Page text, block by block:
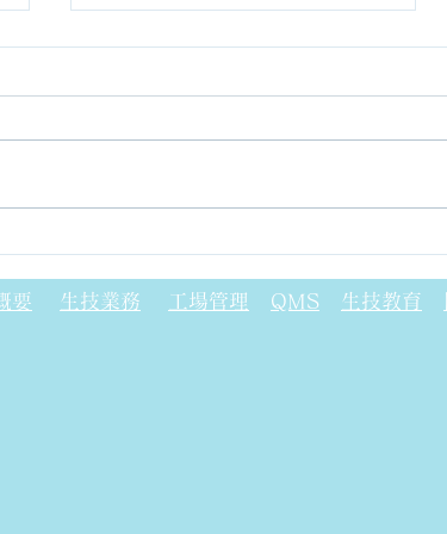
ガラフェノール樹脂について
要 生技業務 工場管理 QMS 生技教育